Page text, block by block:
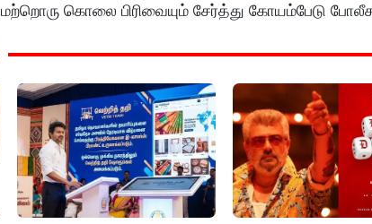
கொலை பிரிவையும் சேர்த்து கோயம்பேடு